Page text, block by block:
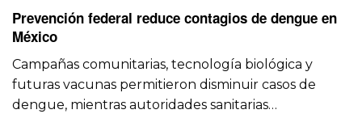
Prevención federal reduce contagios de dengue en
México
Campañas comunitarias, tecnología biológica y
futuras vacunas permitieron disminuir casos de
dengue, mientras autoridades sanitarias…